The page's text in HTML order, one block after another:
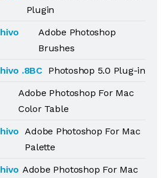
Plugin
Adobe Photoshop
Brushes
.8BC Photoshop 5.0 Plug-in
Adobe Photoshop For Mac
Color Table
Adobe Photoshop For Mac
Palette
Adobe Photoshop For Mac